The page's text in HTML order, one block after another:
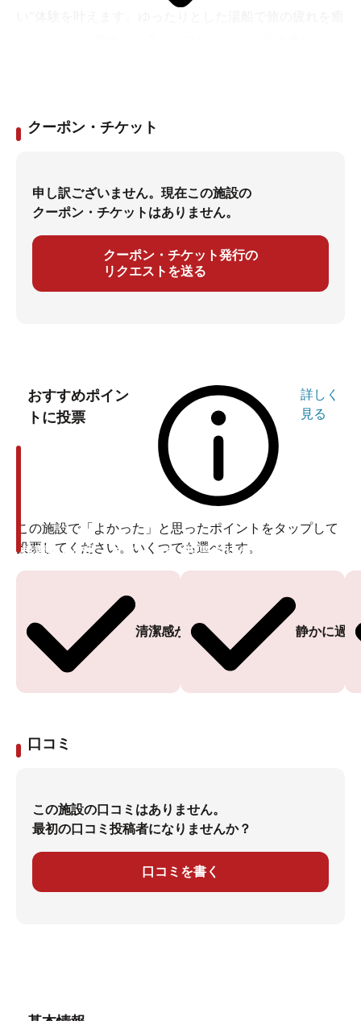
クーポン・チケット
申し訳ございません。現在この施設の
クーポン・チケットはありません。
クーポン・チケット発行の
リクエストを送る
おすすめポイン
トに投票
詳しく
見る
この施設で「よかった」と思ったポイントをタップして
投票してください。いくつでも選べます。
清潔感がある
投票ありがとうございます
静かに過
投票ありがとうございます
口コミ
この施設の口コミはありません。
最初の口コミ投稿者になりませんか？
口コミを書く